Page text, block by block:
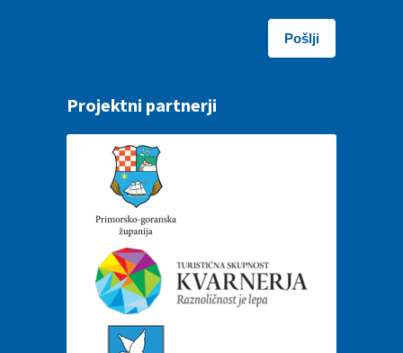
Projektni partnerji